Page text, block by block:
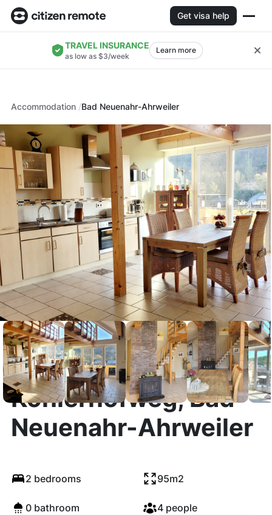
Get visa help
TRAVEL INSURANCE
as low as $3/week
Learn more
Accommodation Bad Neuenahr-Ahrweiler
Köhlerhofweg, Bad
Neuenahr-Ahrweiler
2 bedrooms 95m2
0 bathroom 4 people